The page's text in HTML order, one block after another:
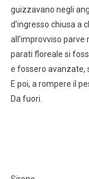
guizzavano negli
d’ingresso chiusa a
all’improvviso parve
parati floreale si
e fossero avanzate,
E poi, a rompere il
Da fuori.